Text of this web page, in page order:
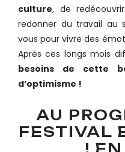
culture, de
redonner du travail au
vous pour vivre des
Après ces longs mois
besoins de cette
d’optimisme !
AU
FESTIVAL